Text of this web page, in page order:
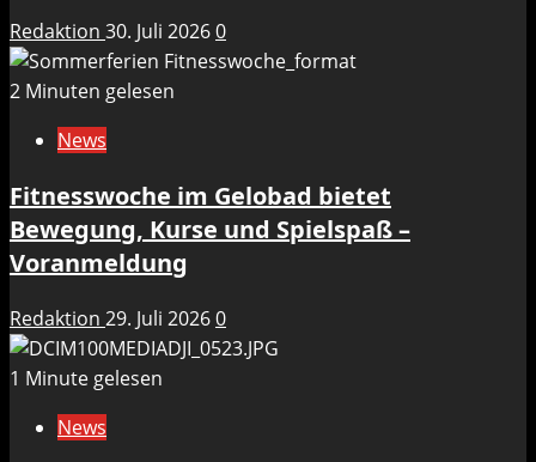
Redaktion 30. Juli 20260
2 Minuten gelesen
News
Fitnesswoche im Gelobad bietet
Bewegung, Kurse und Spielspaß –
Voranmeldung
Redaktion 29. Juli 20260
1 Minute gelesen
News